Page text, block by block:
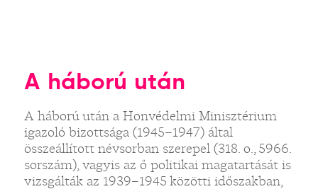
A háború után
A háború után a Honvédelmi Minisztérium
igazoló bizottsága (1945–1947) által
összeállított névsorban szerepel (318. o., 5966.
sorszám), vagyis az ő politikai magatartását is
vizsgálták az 1939–1945 közötti időszakban,